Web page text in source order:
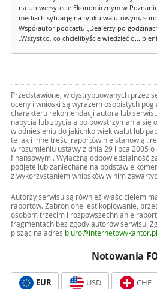
na Uniwersytecie Ekonomicznym w
mediach sytuację na rynku walutowym,
Współautor podcastu „Dealerzy po
„Wszystko, co chcielibyście wiedzieć o...
Przedstawione, w dystrybuowanych przez
oceny i wnioski są wyrazem osobistych
charakteru rekomendacji autora lub
nabycia lub zbycia albo powstrzymania się
w odniesieniu do jakichkolwiek walut lub
te jak i inne treści raportów nie stanowią
w rozumieniu ustawy z dnia 29 lipca 2005
finansowymi. Wyłączną odpowiedzialność
podjęte lub zaniechane na podstawie
z wykorzystaniem wniosków w nim
Autorzy serwisu są również właścicielem
raportów. Zabronione jest kopiowanie,
osobom trzecim i rozpowszechnianie
fragmentach bez zgody autorów serwisu.
pisząc na adres biuro@internetowykantor.pl
Notowania
EUR USD CHF